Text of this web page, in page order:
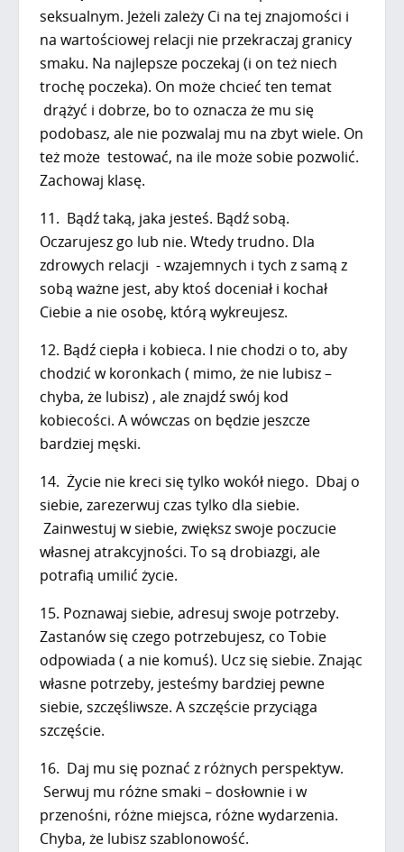
seksualnym. Jeżeli zależy Ci na tej znajomości i
na wartościowej relacji nie przekraczaj granicy
smaku. Na najlepsze poczekaj (i on też niech
trochę poczeka). On może chcieć ten temat
drążyć i dobrze, bo to oznacza że mu się
podobasz, ale nie pozwalaj mu na zbyt wiele. On
też może testować, na ile może sobie pozwolić.
Zachowaj klasę.
11. Bądź taką, jaka jesteś. Bądź sobą.
Oczarujesz go lub nie. Wtedy trudno. Dla
zdrowych relacji - wzajemnych i tych z samą z
sobą ważne jest, aby ktoś doceniał i kochał
Ciebie a nie osobę, którą wykreujesz.
12. Bądź ciepła i kobieca. I nie chodzi o to, aby
chodzić w koronkach ( mimo, że nie lubisz –
chyba, że lubisz) , ale znajdź swój kod
kobiecości. A wówczas on będzie jeszcze
bardziej męski.
14. Życie nie kreci się tylko wokół niego. Dbaj o
siebie, zarezerwuj czas tylko dla siebie.
Zainwestuj w siebie, zwiększ swoje poczucie
własnej atrakcyjności. To są drobiazgi, ale
potrafią umilić życie.
15. Poznawaj siebie, adresuj swoje potrzeby.
Zastanów się czego potrzebujesz, co Tobie
odpowiada ( a nie komuś). Ucz się siebie. Znając
własne potrzeby, jesteśmy bardziej pewne
siebie, szczęśliwsze. A szczęście przyciąga
szczęście.
16. Daj mu się poznać z różnych perspektyw.
Serwuj mu różne smaki – dosłownie i w
przenośni, różne miejsca, różne wydarzenia.
Chyba, że lubisz szablonowość.